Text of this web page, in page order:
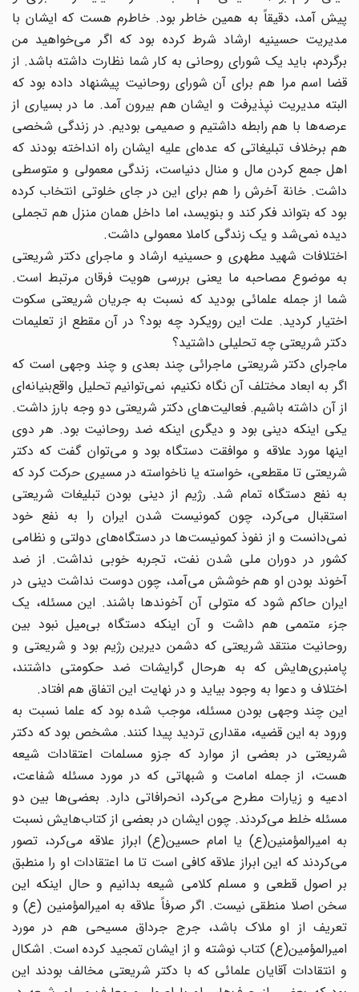
پیش آمد، دقیقاً به همین خاطر بود. خاطرم هست که ایشان با
مدیریت حسینیه ارشاد شرط کرده بود که اگر می‌خواهید من
برگردم، باید یک شورای روحانی به کار شما نظارت داشته باشد. از
قضا اسم مرا هم برای آن شورای روحانیت پیشنهاد داده بود که
البته مدیریت نپذیرفت و ایشان هم بیرون آمد. ما در بسیاری از
عرصه‌ها با هم رابطه داشتیم و صمیمی بودیم. در زندگی شخصی
هم برخلاف تبلیغاتی که عده‌ای علیه ایشان راه انداخته بودند که
اهل جمع کردن مال و منال دنیاست، زندگی معمولی و متوسطی
داشت. خانة آخرش را هم برای این در جای خلوتی انتخاب کرده
بود که بتواند فکر کند و بنویسد، اما داخل همان منزل هم تجملی
دیده نمی‌شد و یک زندگی کاملا معمولی داشت.
اختلافات شهید مطهری و حسینیه ارشاد و ماجرای دکتر شریعتی
به موضوع مصاحبه ما یعنی بررسی هویت فرقان مرتبط است.
شما از جمله علمائی بودید که نسبت به جریان شریعتی سکوت
اختیار کردید. علت این رویکرد چه بود؟ در آن مقطع از تعلیمات
دکتر شریعتی چه تحلیلی داشتید؟
ماجرای دکتر شریعتی ماجرائی چند بعدی و چند وجهی است که
اگر به ابعاد مختلف آن نگاه نکنیم، نمی‌توانیم تحلیل واقع‌بنیانه‌ای
از آن داشته باشیم. فعالیت‌های دکتر شریعتی دو وجه بارز داشت.
یکی اینکه دینی بود و دیگری اینکه ضد روحانیت بود. هر دوی
اینها مورد علاقه و موافقت دستگاه بود و می‌توان گفت که دکتر
شریعتی تا مقطعی، خواسته یا ناخواسته در مسیری حرکت ‌کرد که
به نفع دستگاه تمام ‌شد. رژیم از دینی بودن تبلیغات شریعتی
استقبال می‌کرد، چون کمونیست‌ شدن ایران را به نفع خود
نمی‌دانست و از نفوذ کمونیست‌ها در دستگاه‌های دولتی و نظامی
کشور در دوران ملی شدن نفت، تجربه خوبی نداشت. از ضد
آخوند بودن او هم خوشش می‌آمد، چون دوست نداشت دینی در
ایران حاکم شود که متولی آن آخوندها باشند. این مسئله، یک
جزء متممی هم داشت و آن اینکه دستگاه بی‌میل نبود بین
روحانیت منتقد شریعتی که دشمن دیرین رژیم بود و شریعتی و
پامنبری‌هایش که به هرحال گرایشات ضد حکومتی داشتند،
اختلاف و دعوا به وجود بیاید و در نهایت این اتفاق هم افتاد.
این چند وجهی بودن مسئله، موجب شده بود که علما نسبت به
ورود به این قضیه، مقداری تردید پیدا کنند. مشخص بود که دکتر
شریعتی در بعضی از موارد که جزو مسلمات اعتقادات شیعه
هست، از جمله امامت و شبهاتی که در مورد مسئله شفاعت،
ادعیه و زیارات مطرح می‌کرد، انحرافاتی دارد. بعضی‌ها بین دو
مسئله خلط می‌کردند. چون ایشان در بعضی از کتاب‌هایش نسبت
به امیرالمؤمنین(ع) یا امام حسین(ع) ابراز علاقه می‌کرد، تصور
می‌کردند که این ابراز علاقه کافی است تا ما اعتقادات او را منطبق
بر اصول قطعی و مسلم کلامی شیعه بدانیم و حال اینکه این
سخن اصلا منطقی نیست. اگر صرفاً علاقه به امیرالمؤمنین (ع) و
تعریف از او ملاک باشد،‌ جرج جرداق مسیحی هم در مورد
امیرالمؤمین(ع) کتاب نوشته و از ایشان تمجید کرده است. اشکال
و انتقادات آقایان علمائی که با دکتر شریعتی مخالف بودند این